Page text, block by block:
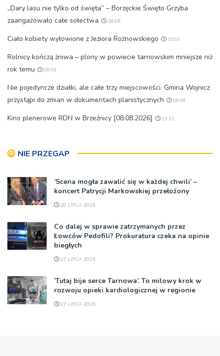
„Dary lasu nie tylko od święta” – Borzęckie Święto Grzyba
zaangażowało całe sołectwa
18:06
Ciało kobiety wyłowione z Jeziora Rożnowskiego 15:03
Rolnicy kończą żniwa – plony w powiecie tarnowskim mniejsze niż
rok temu
08:08
Nie pojedyncze działki, ale całe trzy miejscowości. Gmina Wojnicz
przystąpi do zmian w dokumentach planistycznych
08:08
Kino plenerowe RDN w Brzeźnicy [08.08.2026] 23:11
NIE PRZEGAP
’Scena mogła zawalić się w każdej chwili’ –
koncert Patrycji Markowskiej przełożony
20 LIPCA 2026
Co dalej w sprawie zatrzymanych przez
Łowców Pedofili? Prokuratura czeka na opinie
biegłych
27 LIPCA 2026
’Tutaj bije serce Tarnowa’. To milowy krok w
rozwoju opieki kardiologicznej w regionie
27 LIPCA 2026